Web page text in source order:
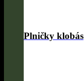
Plničky klobás